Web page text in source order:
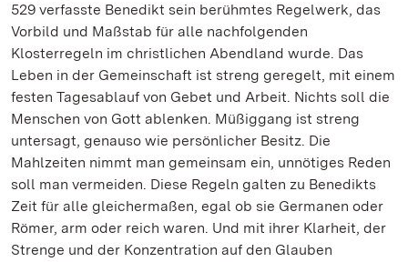
529 verfasste Benedikt sein berühmtes Regelwerk, das
Vorbild und Maßstab für alle nachfolgenden
Klosterregeln im christlichen Abendland wurde. Das
Leben in der Gemeinschaft ist streng geregelt, mit einem
festen Tagesablauf von Gebet und Arbeit. Nichts soll die
Menschen von Gott ablenken. Müßiggang ist streng
untersagt, genauso wie persönlicher Besitz. Die
Mahlzeiten nimmt man gemeinsam ein, unnötiges Reden
soll man vermeiden. Diese Regeln galten zu Benedikts
Zeit für alle gleichermaßen, egal ob sie Germanen oder
Römer, arm oder reich waren. Und mit ihrer Klarheit, der
Strenge und der Konzentration auf den Glauben